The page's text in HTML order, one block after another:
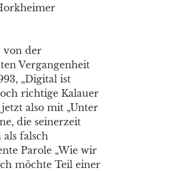
von der
Vergangenheit
„Digital ist
richtige Kalauer
also mit „Unter
die seinerzeit
falsch
Parole „Wie wir
möchte Teil einer